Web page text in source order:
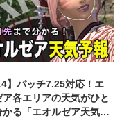
】パッチ7.25対応！エ
ア各エリアの天気がひと
かる「エオルゼア天気予